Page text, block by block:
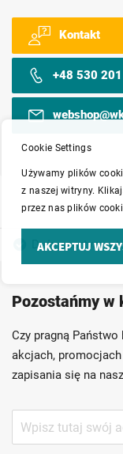
Kontakt
+48 530
Duży asortyment
Szybka dostawa
Ponad 40 lat
Możliwość
Pozostańmy w
Czy pragną
akcjach,
zapisania się na
nasz
Cookie Settings
Używamy plików
z naszej witryny.
przez nas plików
AKCEPTUJ